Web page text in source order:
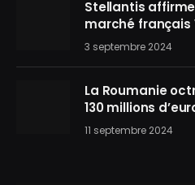
Stellantis
marché français
3 septembre 2024
La Roumanie
130 millions
11 septembre 2024